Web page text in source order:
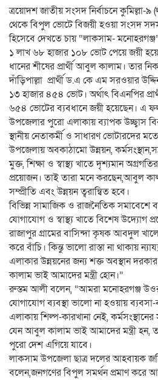
ত্রয়োদশ জাতীয় সংসদ নির্বাচনে
থেকে বিপুল ভোটে বিজয়ী হওয়া সংসদ
হিসেবে দেখতে চায় “লাকসাম-
১ লাখ ৬৮ হাজার ১০৮ ভোট পেয়ে জয়ী
ধানের শীষের প্রার্থী আবুল কালাম। তার
দাঁড়িপাল্লা প্রার্থী ড.এ কে এম সরওয়ার
১৩ হাজার ৪৫৪ ভোট। অর্থাৎ বিএনপির
৬৫৪ ভোটের ব্যবধানে জয়ী হয়েছেন। এ
উপজেলার পুরো এলাকায় ব্যাপক উচ্ছ্বাস
স্থানীয় নেতাকর্মী ও সাধারণ ভোটারদের
উপজেলায় অবকাঠামো উন্নয়ন,
মুক্ত, শিক্ষা ও স্বাস্থ্য খাতে দৃশ্যমান
প্রয়োজন। তাই তারা মনে করছেন,আবুল
সম্প্রীতি এবং উন্নয়ন ত্বরান্বিত হবে।
বিভিন্ন সামাজিক ও রাজনৈতিক সমাবেশে
যোগাযোগ ও স্বাস্থ্য খাতে বিশেষ উদ্যোগ
রাজাপুর গ্রামের বাসিন্দা কৃষক আবদুল
করে বাঁচি। কিন্তু ভালো রাস্তা না থাকায়
এলাকার উন্নয়নের জন্য শক্ত অবস্থান
কালাম ভাই আমাদের মন্ত্রী হোন।”
রুস্তম আলী বলেন, “আমরা মনোহরগঞ্জ
যোগাযোগ ব্যবস্থা ভালো না হওয়ায় ব্যবসা-
এলাকায় শিল্প-কারখানা নেই,
যেন আবুল কালাম ভাই আমাদের মন্ত্রী হন,
পুরো দেশ এগিয়ে যাবে।
লাকসাম উপজেলা ছাত্র দলের আহবায়ক
বলেন,জনগণের বিপুল সমর্থন প্রমাণ করে